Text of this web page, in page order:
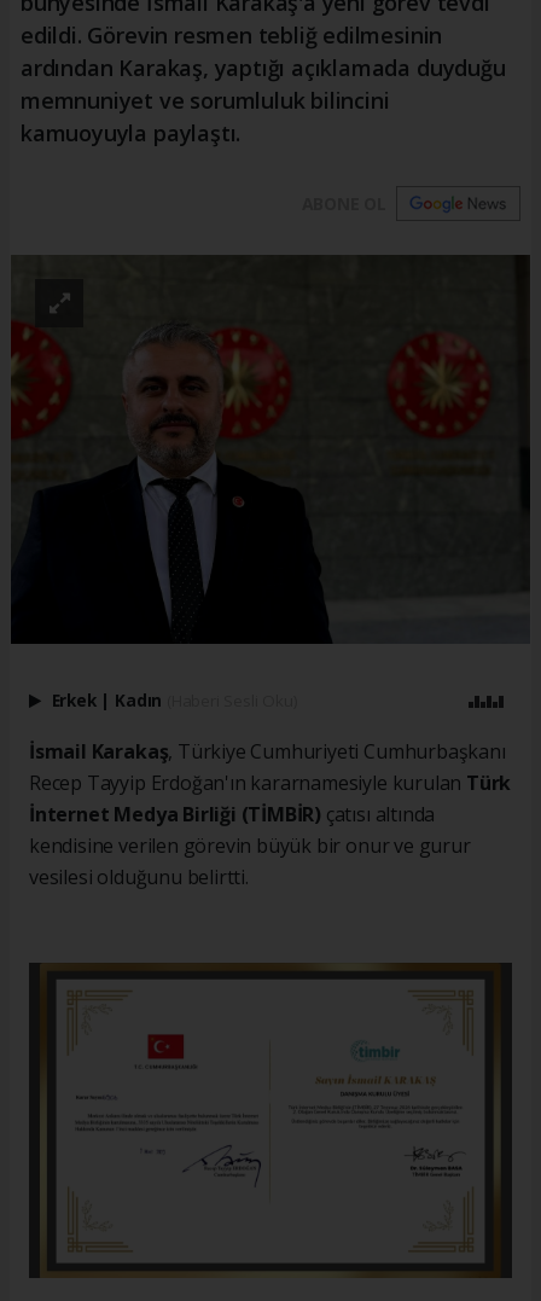
edildi. Görevin resmen tebliğ edilmesinin
ardından Karakaş, yaptığı açıklamada duyduğu
memnuniyet ve sorumluluk bilincini
kamuoyuyla paylaştı.
Erkek | Kadın
İsmail Karakaş, Türkiye Cumhuriyeti Cumhurbaşkanı
Recep Tayyip Erdoğan'ın kararnamesiyle kurulan Türk
İnternet Medya Birliği (TİMBİR) çatısı altında
kendisine verilen görevin büyük bir onur ve gurur
vesilesi olduğunu belirtti.